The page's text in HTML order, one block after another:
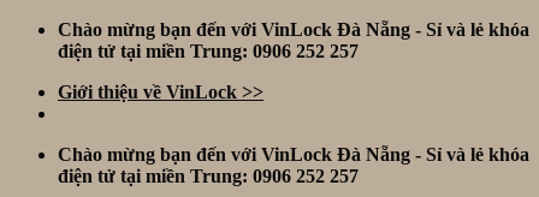
Skip
Chào mừng bạn đến với VinLock Đà Nẵng - Sỉ và lẻ khóa
điện tử tại miền Trung: 0906 252 257
Giới thiệu về VinLock >>
Chào mừng bạn đến với VinLock Đà Nẵng - Sỉ và lẻ khóa
điện tử tại miền Trung: 0906 252 257